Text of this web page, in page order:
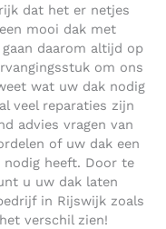
dat het er netjes
mooi dak met
daarom altijd op
om ons
wat uw dak nodig
veel reparaties zijn
advies vragen van
of uw dak een
heeft. Door te
u uw dak laten
in Rijswijk zoals
verschil zien!